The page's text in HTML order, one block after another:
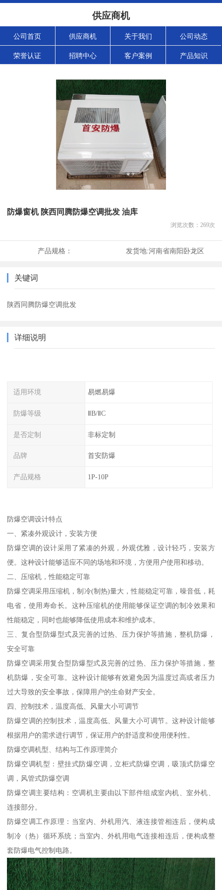
供应商机
公司首页 供应商机 关于我们 公司动态
荣誉认证 招聘中心 客户案例 产品知识
防爆窗机 陕西同腾防爆空调批发 油库
浏览次数： 269次
产品规格： 发货地:河南省南阳卧龙区
关键词
陕西同腾防爆空调批发
详细说明
适用环境 易燃易爆
防爆等级 ⅡB/ⅡC
是否定制 非标定制
品牌 首安防爆
产品规格 1P-10P
防爆空调设计特点
一、紧凑外观设计，安装方便
防爆空调的设计采用了紧凑的外观，外观优雅，设计轻巧，安装方
便。这种设计能够适应不同的场地和环境，方便用户使用和移动。
二、压缩机，性能稳定可靠
防爆空调采用压缩机，制冷(制热)量大，性能稳定可靠，噪音低，耗
电省，使用寿命长。这种压缩机的使用能够保证空调的制冷效果和
性能稳定，同时也能够降低使用成本和维护成本。
三、复合型防爆型式及完善的过热、压力保护等措施，整机防爆，
安全可靠
防爆空调采用复合型防爆型式及完善的过热、压力保护等措施，整
机防爆，安全可靠。这种设计能够有效避免因为温度过高或者压力
过大导致的安全事故，保障用户的生命财产安全。
四、控制技术，温度高低、风量大小可调节
防爆空调的控制技术，温度高低、风量大小可调节。这种设计能够
根据用户的需求进行调节，保证用户的舒适度和使用便利性。
防爆空调机型、结构与工作原理简介
防爆空调机型：壁挂式防爆空调，立柜式防爆空调，吸顶式防爆空
调，风管式防爆空调
防爆空调主要结构：空调机主要由以下部件组成室内机、室外机、
连接部分。
防爆空调工作原理：当室内、外机用汽、液连接管相连后，便构成
制冷（热）循环系统；当室内、外机用电气连接相连后，便构成整
套防爆电气控制电路。